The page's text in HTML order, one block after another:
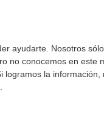
ayudarte. Nosotros
no conocemos en este
logramos la información,